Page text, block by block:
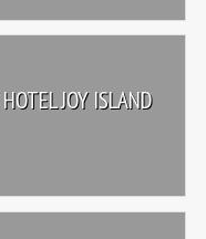
JOY ISLAND